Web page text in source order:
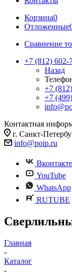
Корзина0
Отложенные
Сравнение
+7 (812) 602-
Назад
+7
+7
Контактная
г. Санкт-
info@poip.ru
Вконтакте
YouTube
WhatsApp
RUTUBE
Главная
-
Каталог
-